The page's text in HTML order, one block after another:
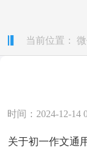
当前位置：
时间：2024-12-14
关于初一作文通